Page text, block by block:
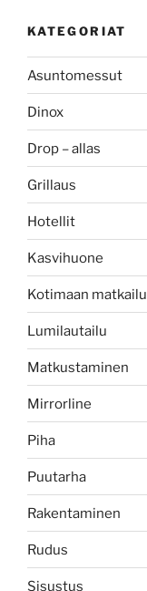
KATEGORIAT
Asuntomessut
Dinox
Drop – allas
Grillaus
Hotellit
Kasvihuone
Kotimaan matkailu
Lumilautailu
Matkustaminen
Mirrorline
Piha
Puutarha
Rakentaminen
Rudus
Sisustus